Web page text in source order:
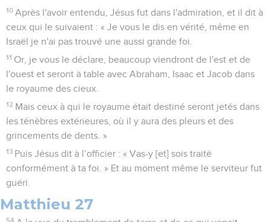
10 Après l'avoir entendu, Jésus fut dans l'admiration, et il dit à
ceux qui le suivaient : « Je vous le dis en vérité, même en
Israël je n'ai pas trouvé une aussi grande foi.
11 Or, je vous le déclare, beaucoup viendront de l'est et de
l'ouest et seront à table avec Abraham, Isaac et Jacob dans
le royaume des cieux.
12 Mais ceux à qui le royaume était destiné seront jetés dans
les ténèbres extérieures, où il y aura des pleurs et des
grincements de dents. »
13 Puis Jésus dit à l’officier : « Vas-y [et] sois traité
conformément à ta foi. » Et au moment même le serviteur fut
guéri.
Matthieu 27
54